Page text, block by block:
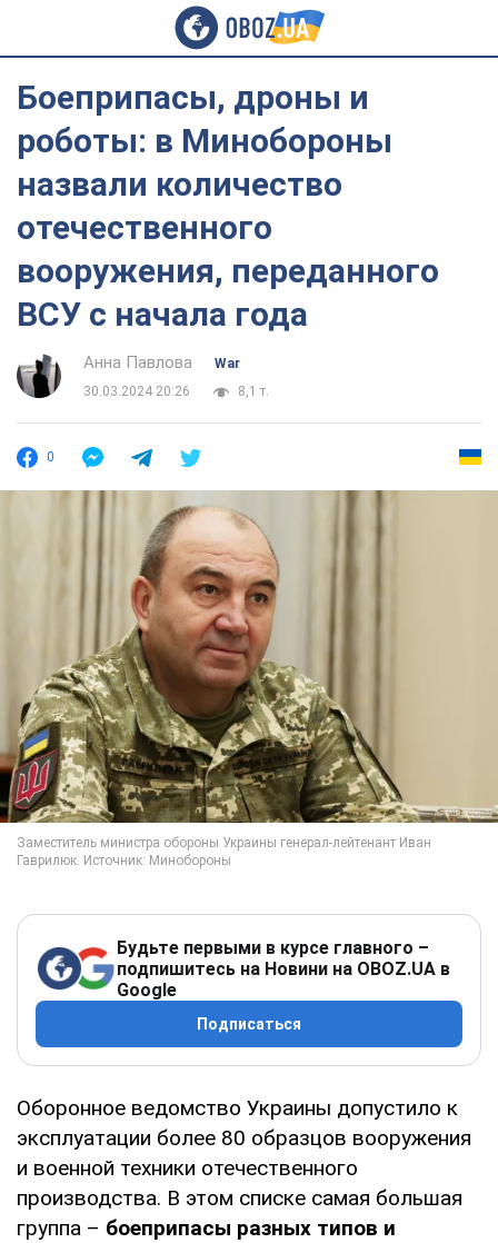
Боеприпасы, дроны и
роботы: в Минобороны
назвали количество
отечественного
вооружения, переданного
ВСУ с начала года
Анна Павлова
War
30.03.2024 20:26
8,1 т.
0
Будьте первыми в курсе главного –
подпишитесь на Новини на OBOZ.UA в
Google
Подписаться
Оборонное ведомство Украины допустило к
эксплуатации более 80 образцов вооружения
и военной техники отечественного
производства. В этом списке самая большая
группа – боеприпасы разных типов и